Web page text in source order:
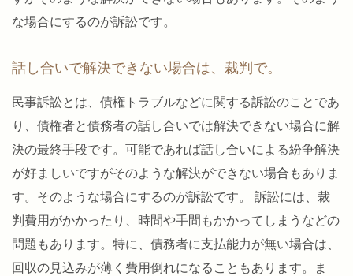
な場合にするのが訴訟です。
話し合いで解決できない場合は、裁判で。
民事訴訟とは、債権トラブルなどに関する訴訟のことであ
り、債権者と債務者の話し合いでは解決できない場合に解
決の最終手段です。可能であれば話し合いによる紛争解決
が好ましいですがそのような解決ができない場合もありま
す。そのような場合にするのが訴訟です。 訴訟には、裁
判費用がかかったり、時間や手間もかかってしまうなどの
問題もあります。特に、債務者に支払能力が無い場合は、
回収の見込みが薄く費用倒れになることもあります。ま